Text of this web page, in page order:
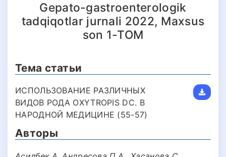
Gepato-gastroenterologik
tadqiqotlar jurnali 2022, Maxsus
son 1-TOM
Тема статьи
ИСПОЛЬЗОВАНИЕ РАЗЛИЧНЫХ
ВИДОВ РОДА OXYTROPIS DC. В
НАРОДНОЙ МЕДИЦИНЕ (55-57)
Авторы